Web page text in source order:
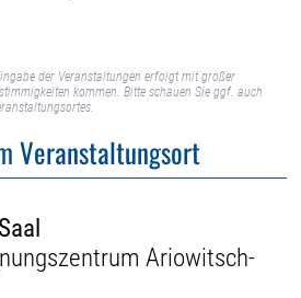
der Veranstaltungen erfolgt mit großer
kommen. Bitte schauen Sie ggf. auch
Veranstaltungsort
Ariowitsch-